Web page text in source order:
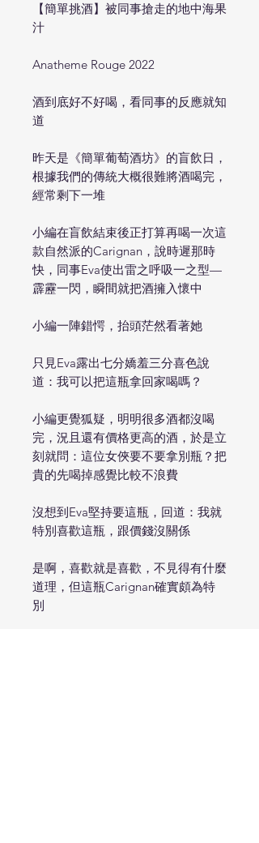
【簡單挑酒】被同事搶走的地中海果
汁
Anatheme Rouge 2022
酒到底好不好喝，看同事的反應就知
道
昨天是《簡單葡萄酒坊》的盲飲日，
根據我們的傳統大概很難將酒喝完，
經常剩下一堆
小編在盲飲結束後正打算再喝一次這
款自然派的Carignan，說時遲那時
快，同事Eva使出雷之呼吸一之型—
霹靂一閃，瞬間就把酒擁入懷中
小編一陣錯愕，抬頭茫然看著她
只見Eva露出七分嬌羞三分喜色說
道：我可以把這瓶拿回家喝嗎？
小編更覺狐疑，明明很多酒都沒喝
完，況且還有價格更高的酒，於是立
刻就問：這位女俠要不要拿別瓶？把
貴的先喝掉感覺比較不浪費
沒想到Eva堅持要這瓶，回道：我就
特別喜歡這瓶，跟價錢沒關係
是啊，喜歡就是喜歡，不見得有什麼
道理，但這瓶Carignan確實頗為特
別